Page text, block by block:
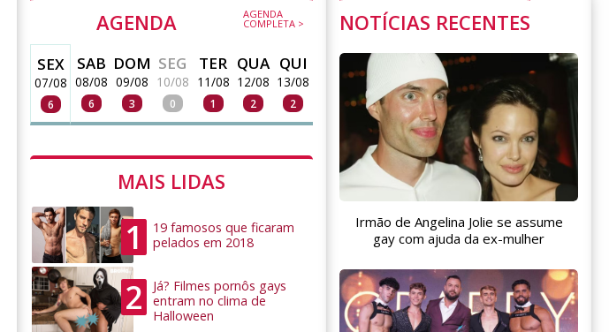
AGENDA AGENDA
COMPLETA >
SEX
07/08
6
SAB
08/08
6
DOM
09/08
3
SEG
10/08
0
TER
11/08
1
QUA
12/08
2
QUI
13/08
2
MAIS LIDAS
1
19 famosos que ficaram
pelados em 2018
2
Já? Filmes pornôs gays
entram no clima de
Halloween
NOTÍCIAS RECENTES
Irmão de Angelina Jolie se assume
gay com ajuda da ex-mulher